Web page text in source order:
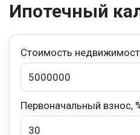
Ипотечный
Стоимость
Первоначальный взнос,